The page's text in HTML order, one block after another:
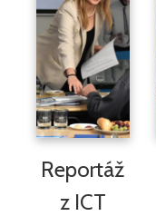
Reportáž
z ICT